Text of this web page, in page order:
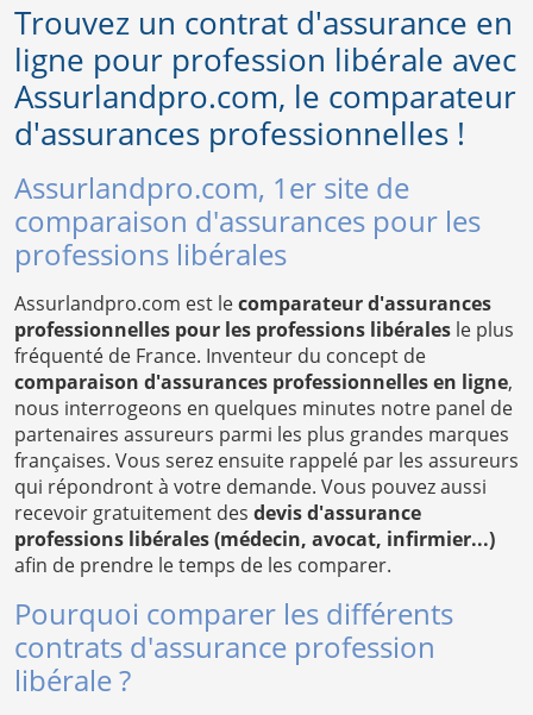
Trouvez un contrat d'assurance en
ligne pour profession libérale avec
Assurlandpro.com, le comparateur
d'assurances professionnelles !
Assurlandpro.com, 1er site de
comparaison d'assurances pour les
professions libérales
Assurlandpro.com est lecomparateur d'assurances
professionnelles pour les professions libérales le plus
fréquenté de France. Inventeur du concept de
comparaison d'assurances professionnelles en ligne,
nous interrogeons en quelques minutes notre panel de
partenaires assureurs parmi les plus grandes marques
françaises. Vous serez ensuite rappelé par les assureurs
qui répondront à votre demande. Vous pouvez aussi
recevoir gratuitement des devis d'assurance
professions libérales (médecin, avocat, infirmier...)
afin de prendre le temps de les comparer.
Pourquoi comparer les différents
contrats d'assurance profession
libérale ?